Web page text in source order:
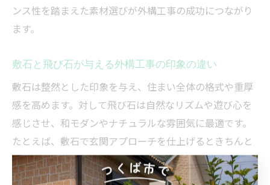
ンス性を踏まえた素材選びが外構工事の成功につながり
ます。
敷石と飛び石が与える外構工事の印象の違い
敷石は整然とした印象を与え、住まい全体の格式や重厚
感を高めます。対して飛び石は自然なリズムや遊び心を
感じさせ、和モダンやナチュラルな雰囲気に最適です。
たとえば、敷石で玄関アプローチを仕上げるときちんと
感が演出でき、飛び石を使えば庭園に奥行きや変化をも
たらします。仕上がりイメージに合わせて選択すること